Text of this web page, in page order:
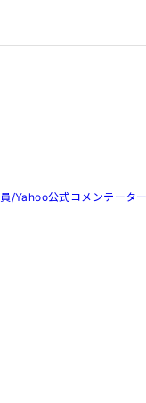
/Yahoo公式コメンテータ